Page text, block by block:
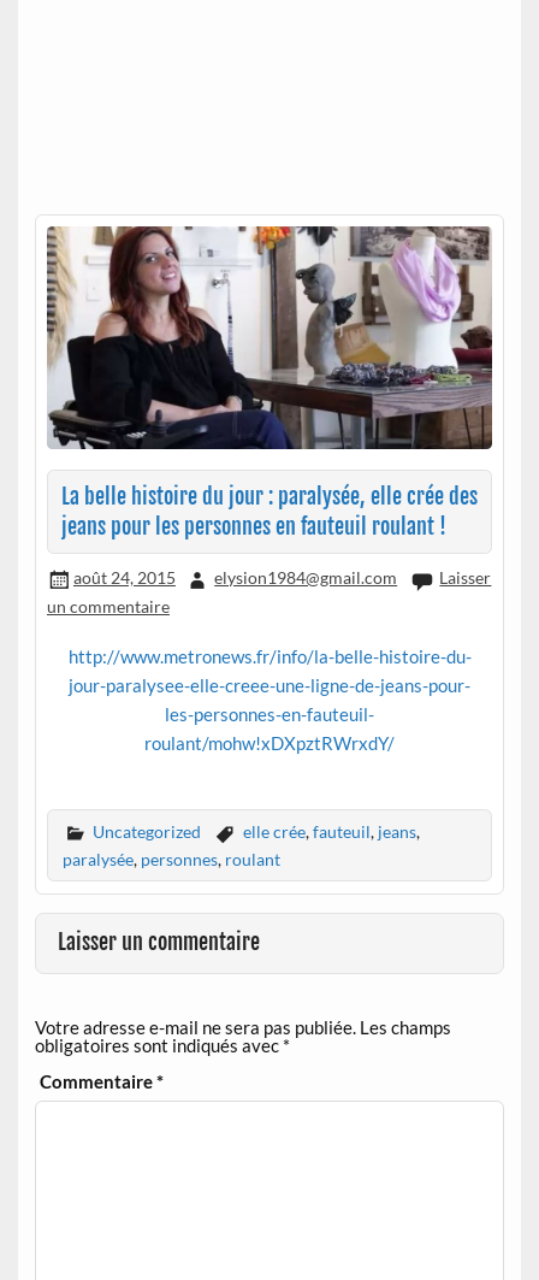
La belle histoire du jour : paralysée, elle crée des
jeans pour les personnes en fauteuil roulant !
août 24, 2015 elysion1984@gmail.com
Laisser
un commentaire
http://www.metronews.fr/info/la-belle-histoire-du-
jour-paralysee-elle-creee-une-ligne-de-jeans-pour-
les-personnes-en-fauteuil-
roulant/mohw!xDXpztRWrxdY/
Uncategorized elle crée,fauteuil, jeans,
paralysée, personnes, roulant
Laisser un commentaire
Votre adresse e-mail ne sera pas publiée. Les champs
obligatoires sont indiqués avec *
Commentaire*